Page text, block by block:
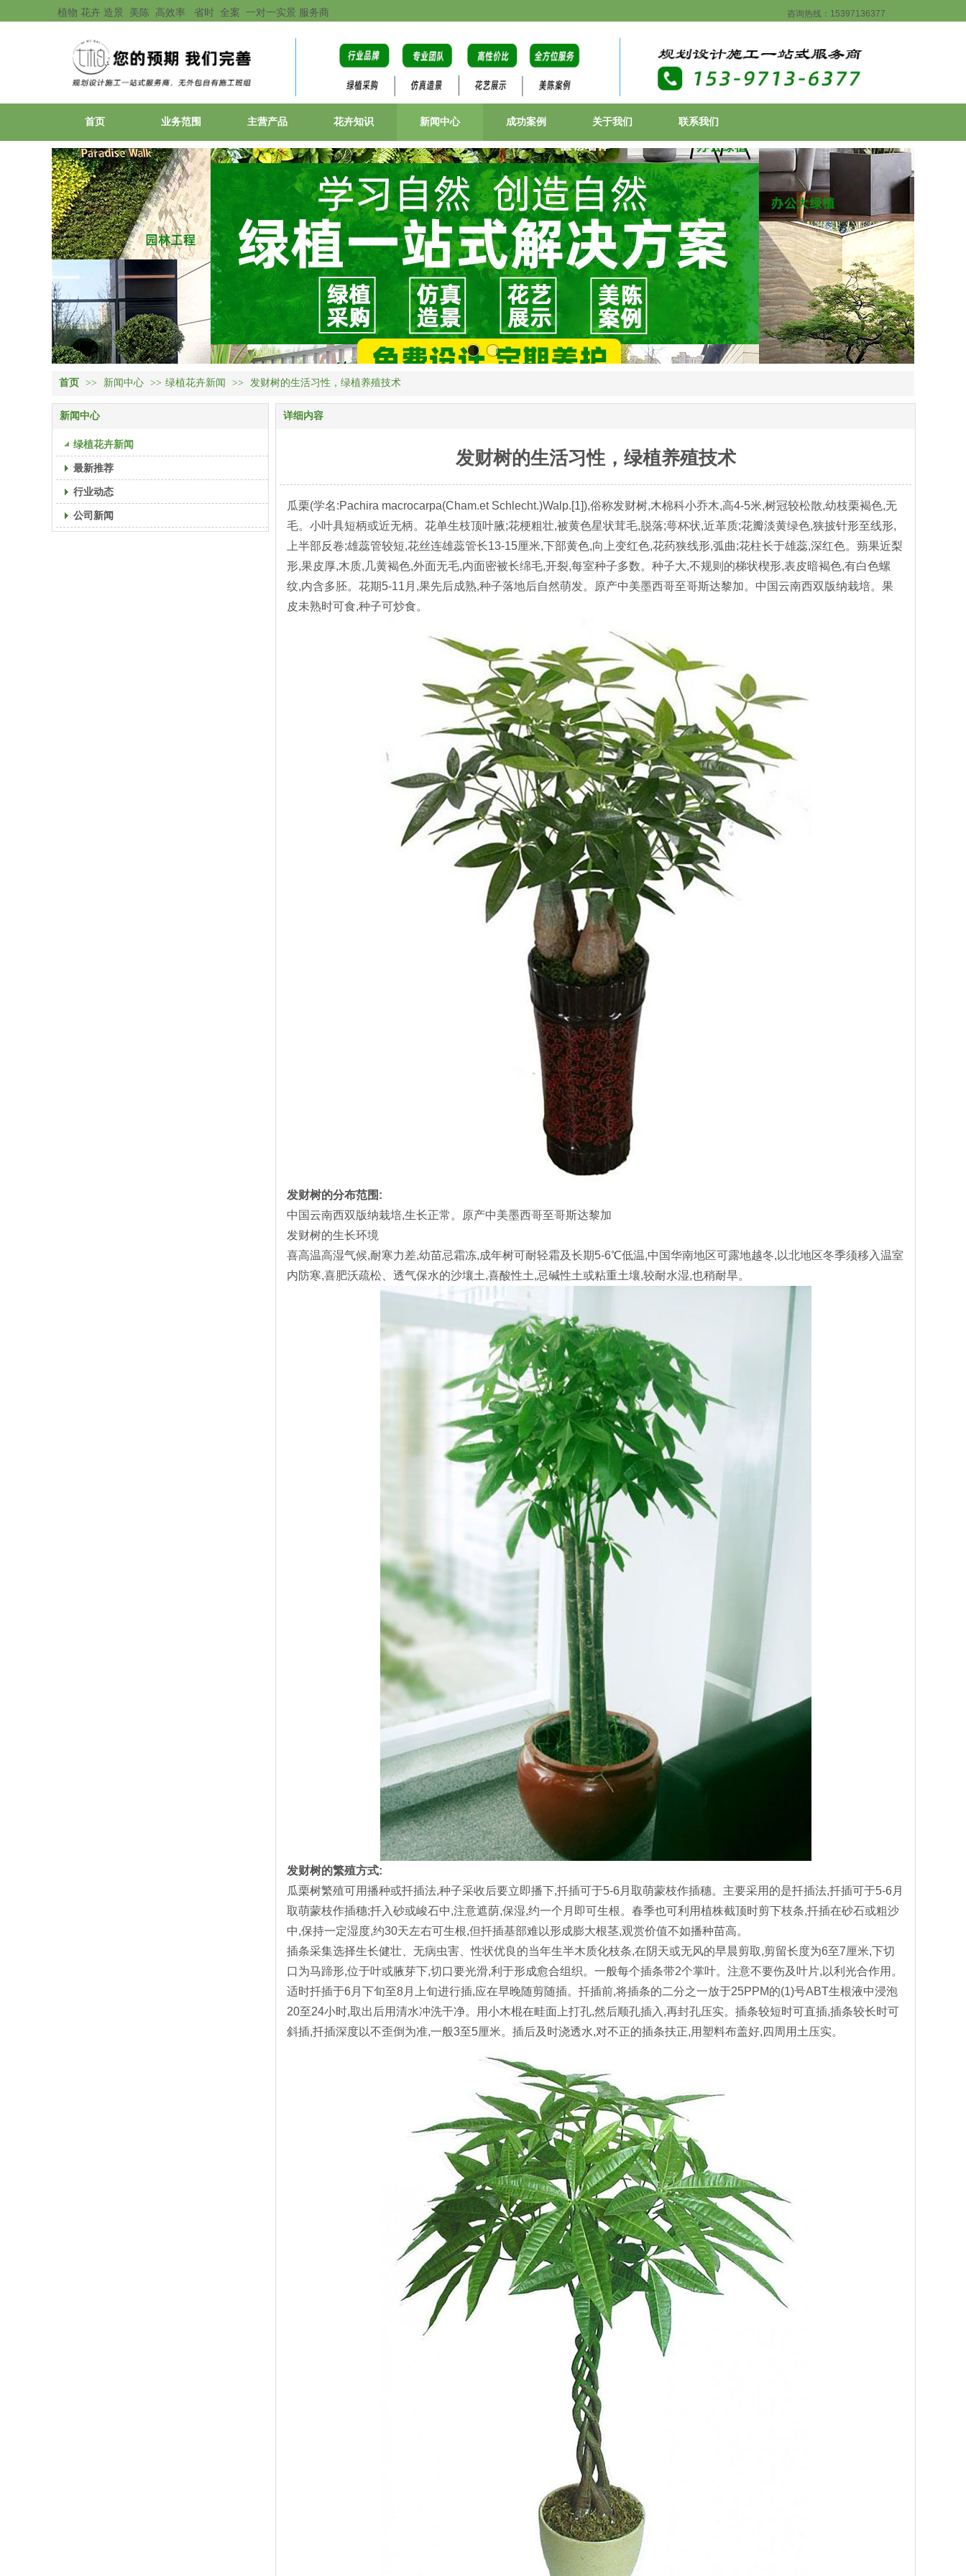
植物 花卉 造景 美陈 高效率 省时 全案 一对一实景 服务商 咨询热线：15397136377
首页 业务范围 主营产品 花卉知识 新闻中心 成功案例 关于我们 联系我们
首页 >> 新闻中心 >> 绿植花卉新闻 >> 发财树的生活习性，绿植养殖技术
新闻中心
绿植花卉新闻
最新推荐
行业动态
公司新闻
详细内容
发财树的生活习性，绿植养殖技术
瓜栗(学名:Pachira macrocarpa(Cham.et Schlecht.)Walp.[1]),俗称发财树,木棉科小乔木,高4-5米,树冠较松散,幼枝栗褐色,无
毛。小叶具短柄或近无柄。花单生枝顶叶腋;花梗粗壮,被黄色星状茸毛,脱落;萼杯状,近革质;花瓣淡黄绿色,狭披针形至线形,
上半部反卷;雄蕊管较短,花丝连雄蕊管长13-15厘米,下部黄色,向上变红色,花药狭线形,弧曲;花柱长于雄蕊,深红色。蒴果近梨
形,果皮厚,木质,几黄褐色,外面无毛,内面密被长绵毛,开裂,每室种子多数。种子大,不规则的梯状楔形,表皮暗褐色,有白色螺
纹,内含多胚。花期5-11月,果先后成熟,种子落地后自然萌发。原产中美墨西哥至哥斯达黎加。中国云南西双版纳栽培。果
皮未熟时可食,种子可炒食。
发财树的分布范围:
中国云南西双版纳栽培,生长正常。原产中美墨西哥至哥斯达黎加
发财树的生长环境
喜高温高湿气候,耐寒力差,幼苗忌霜冻,成年树可耐轻霜及长期5-6℃低温,中国华南地区可露地越冬,以北地区冬季须移入温室
内防寒,喜肥沃疏松、透气保水的沙壤土,喜酸性土,忌碱性土或粘重土壤,较耐水湿,也稍耐旱。
发财树的繁殖方式:
瓜栗树繁殖可用播种或扦插法,种子采收后要立即播下,扦插可于5-6月取萌蒙枝作插穗。主要采用的是扦插法,扦插可于5-6月
取萌蒙枝作插穗;扦入砂或峻石中,注意遮荫,保湿,约一个月即可生根。春季也可利用植株截顶时剪下枝条,扦插在砂石或粗沙
中,保持一定湿度,约30天左右可生根,但扦插基部难以形成膨大根茎,观赏价值不如播种苗高。
插条采集选择生长健壮、无病虫害、性状优良的当年生半木质化枝条,在阴天或无风的早晨剪取,剪留长度为6至7厘米,下切
口为马蹄形,位于叶或腋芽下,切口要光滑,利于形成愈合组织。一般每个插条带2个掌叶。注意不要伤及叶片,以利光合作用。
适时扦插于6月下旬至8月上旬进行插,应在早晚随剪随插。扦插前,将插条的二分之一放于25PPM的(1)号ABT生根液中浸泡
20至24小时,取出后用清水冲洗干净。用小木棍在畦面上打孔,然后顺孔插入,再封孔压实。插条较短时可直插,插条较长时可
斜插,扦插深度以不歪倒为准,一般3至5厘米。插后及时浇透水,对不正的插条扶正,用塑料布盖好,四周用土压实。